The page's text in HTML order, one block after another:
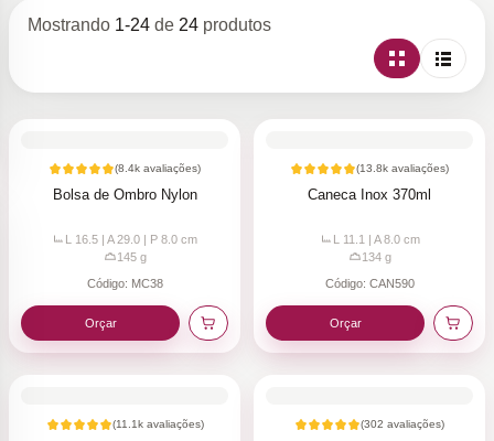
Mostrando 1-24 de 24 produtos
(8.4k avaliações)
Bolsa de Ombro Nylon
L 16.5 | A 29.0 | P 8.0 cm
145g
Código: MC38
Orçar
(13.8k avaliações)
Caneca Inox 370ml
L 11.1 | A 8.0cm
134g
Código: CAN590
Orçar
(11.1kavaliações) (302 avaliações)